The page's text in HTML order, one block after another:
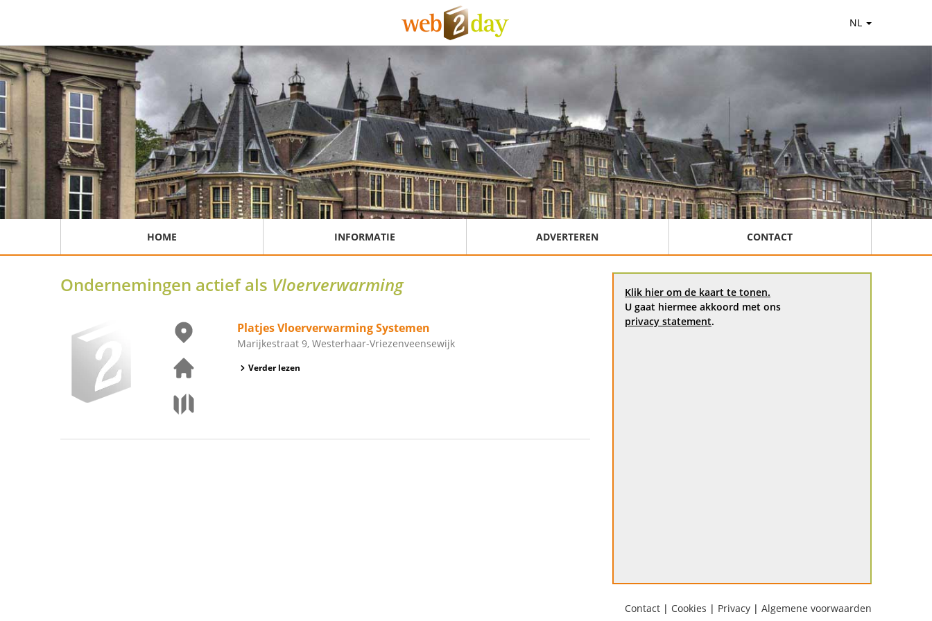
NL
HOME INFORMATIE ADVERTEREN CONTACT
Ondernemingen actief als Vloerverwarming
Platjes Vloerverwarming Systemen
Marijkestraat 9, Westerhaar-Vriezenveensewijk
Verder lezen
Klik hier om de kaart te tonen.
U gaat hiermee akkoord met ons
privacy statement.
Contact | Cookies | Privacy | Algemene voorwaarden